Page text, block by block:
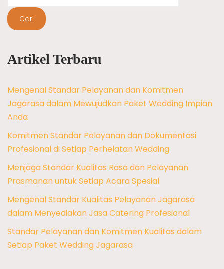
Cari
Artikel Terbaru
Mengenal Standar Pelayanan dan Komitmen
Jagarasa dalam Mewujudkan Paket Wedding Impian
Anda
Komitmen Standar Pelayanan dan Dokumentasi
Profesional di Setiap Perhelatan Wedding
Menjaga Standar Kualitas Rasa dan Pelayanan
Prasmanan untuk Setiap Acara Spesial
Mengenal Standar Kualitas Pelayanan Jagarasa
dalam Menyediakan Jasa Catering Profesional
Standar Pelayanan dan Komitmen Kualitas dalam
Setiap Paket Wedding Jagarasa